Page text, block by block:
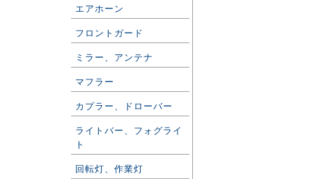
エアホーン
フロントガード
ミラー、アンテナ
マフラー
カプラー、ドローバー
ライトバー、フォグライ
ト
回転灯、作業灯